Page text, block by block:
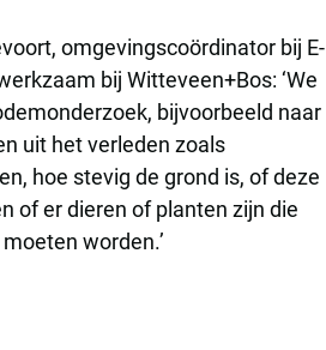
omgevingscoördinator bij E-
bij Witteveen+Bos: ‘We
bijvoorbeeld naar
uit het verleden zoals
hoe stevig de grond is, of deze
of er dieren of planten zijn die
worden.’